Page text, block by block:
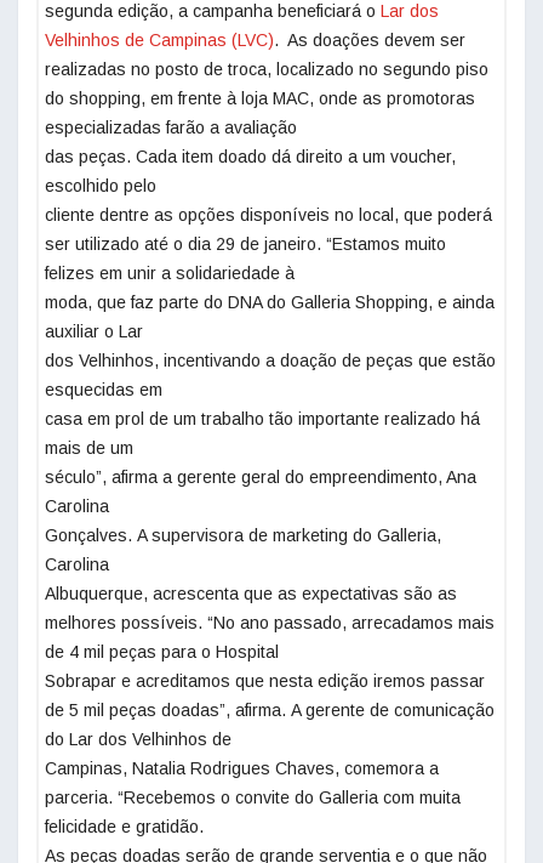
segunda edição, a campanha beneficiará o Lar dos
Velhinhos de Campinas (LVC). As doações devem ser
realizadas no posto de troca, localizado no segundo piso
do shopping, em frente à loja MAC, onde as promotoras
especializadas farão a avaliação
das peças. Cada item doado dá direito a um voucher,
escolhido pelo
cliente dentre as opções disponíveis no local, que poderá
ser utilizado até o dia 29 de janeiro. “Estamos muito
felizes em unir a solidariedade à
moda, que faz parte do DNA do Galleria Shopping, e ainda
auxiliar o Lar
dos Velhinhos, incentivando a doação de peças que estão
esquecidas em
casa em prol de um trabalho tão importante realizado há
mais de um
século”, afirma a gerente geral do empreendimento, Ana
Carolina
Gonçalves. A supervisora de marketing do Galleria,
Carolina
Albuquerque, acrescenta que as expectativas são as
melhores possíveis. “No ano passado, arrecadamos mais
de 4 mil peças para o Hospital
Sobrapar e acreditamos que nesta edição iremos passar
de 5 mil peças doadas”, afirma. A gerente de comunicação
do Lar dos Velhinhos de
Campinas, Natalia Rodrigues Chaves, comemora a
parceria. “Recebemos o convite do Galleria com muita
felicidade e gratidão.
As peças doadas serão de grande serventia e o que não